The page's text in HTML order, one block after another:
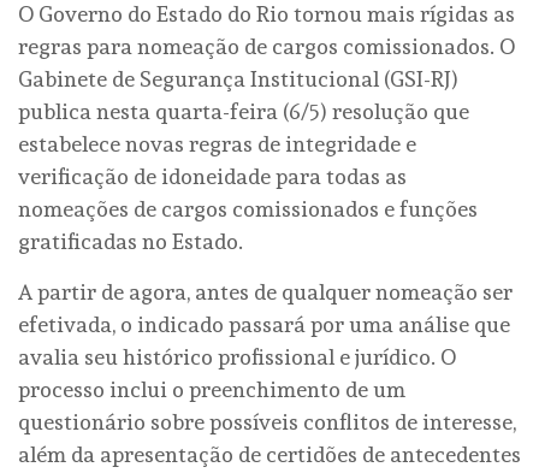
O Governo do Estado do Rio tornou mais rígidas as
regras para nomeação de cargos comissionados. O
Gabinete de Segurança Institucional (GSI-RJ)
publica nesta quarta-feira (6/5) resolução que
estabelece novas regras de integridade e
verificação de idoneidade para todas as
nomeações de cargos comissionados e funções
gratificadas no Estado.
A partir de agora, antes de qualquer nomeação ser
efetivada, o indicado passará por uma análise que
avalia seu histórico profissional e jurídico. O
processo inclui o preenchimento de um
questionário sobre possíveis conflitos de interesse,
além da apresentação de certidões de antecedentes